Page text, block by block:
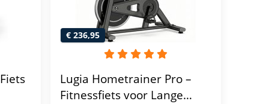
€ 236,95
Lugia Hometrainer Pro –
Fitnessfiets voor Lange